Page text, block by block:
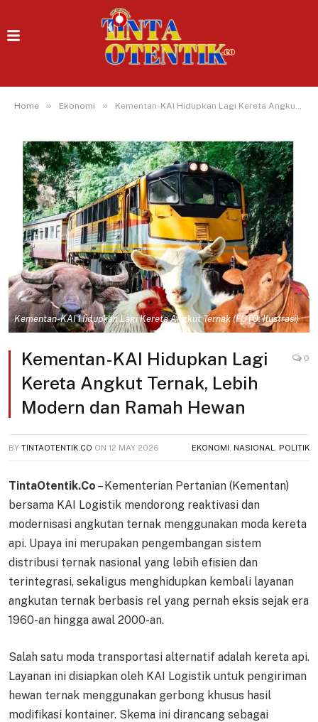
Home » Ekonomi » Kementan-KAI Hidupkan Lagi Kereta Angkut Ternak, Lebih Modern dan Ramah Hewan
Kementan-KAI Hidupkan Lagi Kereta Angkut Ternak (FOTO: Ilustrasi)
Kementan-KAI Hidupkan Lagi
Kereta Angkut Ternak, Lebih
Modern dan Ramah Hewan
0
BY TINTAOTENTIK.CO ON 12 MAY 2026 EKONOMI NASIONAL POLITIK
TintaOtentik.Co – Kementerian Pertanian (Kementan)
bersama KAI Logistik mendorong reaktivasi dan
modernisasi angkutan ternak menggunakan moda kereta
api. Upaya ini merupakan pengembangan sistem
distribusi ternak nasional yang lebih efisien dan
terintegrasi, sekaligus menghidupkan kembali layanan
angkutan ternak berbasis rel yang pernah eksis sejak era
1960-an hingga awal 2000-an.
Salah satu moda transportasi alternatif adalah kereta api.
Layanan ini disiapkan oleh KAI Logistik untuk pengiriman
hewan ternak menggunakan gerbong khusus hasil
modifikasi kontainer. Skema ini dirancang sebagai